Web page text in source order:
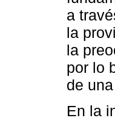
a
la
la
por lo
de
En la